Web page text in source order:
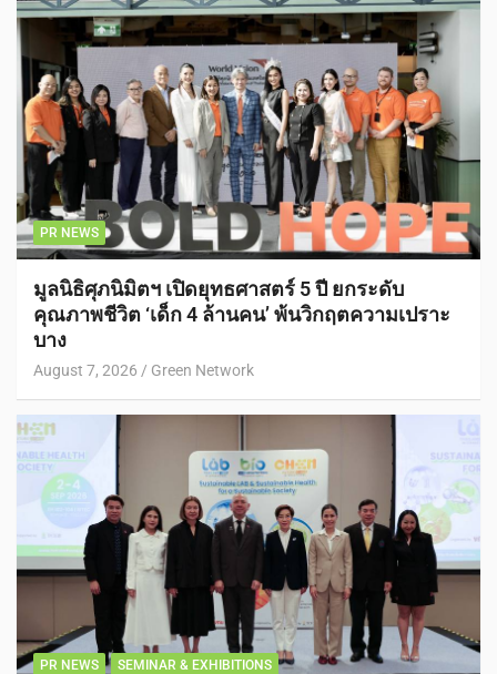
PR NEWS
มูลนิธิศุภนิมิตฯ เปิดยุทธศาสตร์ 5 ปี ยกระดับ
คุณภาพชีวิต ‘เด็ก 4 ล้านคน’ พ้นวิกฤตความเปราะ
บาง
August 7, 2026 Green Network
PR NEWS SEMINAR & EXHIBITIONS